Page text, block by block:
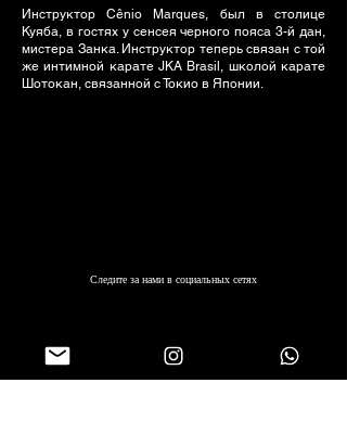
Инструктор Cênio Marques, был в столице
Куяба, в гостях у сенсея черного пояса 3-й дан,
мистера Занка. Инструктор теперь связан с той
же интимной карате JKA Brasil, школой карате
Шотокан, связанной с Токио в Японии.
Следите за нами в социальных сетях